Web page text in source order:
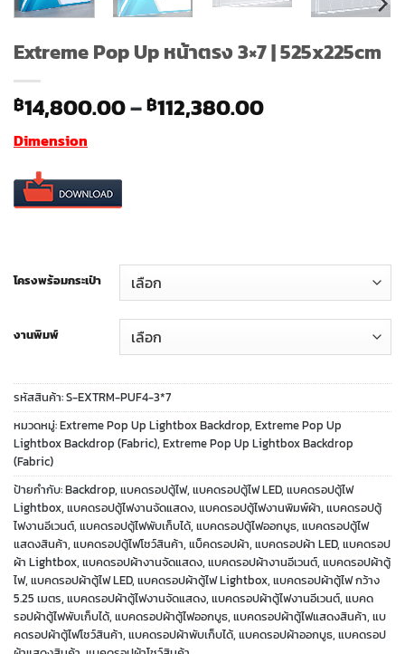
Extreme Pop Up หน้าตรง 3×7 | 525x225cm
฿14,800.00–฿112,380.00Price
Dimension
โครงพร้อมกระเป๋า
งานพิมพ์
รหัสสินค้า:S-EXTRM-PUF4-3*7
หมวดหมู่:Extreme Pop Up Lightbox Backdrop, Extreme Pop Up
Lightbox Backdrop (Fabric), Extreme Pop Up Lightbox Backdrop
(Fabric)
ป้ายกำกับ:Backdrop, แบคดรอปตู้ไฟ, แบคดรอปตู้ไฟ LED, แบคดรอปตู้ไฟ
Lightbox, แบคดรอปตู้ไฟงานจัดแสดง, แบคดรอปตู้ไฟงานพิมพ์ผ้า, แบคดรอปตู้
ไฟงานอีเวนต์, แบคดรอปตู้ไฟพับเก็บได้, แบคดรอปตู้ไฟออกบูธ, แบคดรอปตู้ไฟ
แสดงสินค้า, แบคดรอปตู้ไฟโชว์สินค้า, แบ็คดรอปผ้า, แบคดรอปผ้า LED, แบคดรอป
ผ้า Lightbox, แบคดรอปผ้างานจัดแสดง, แบคดรอปผ้างานอีเวนต์, แบคดรอปผ้าตู้
ไฟ, แบคดรอปผ้าตู้ไฟ LED, แบคดรอปผ้าตู้ไฟ Lightbox, แบคดรอปผ้าตู้ไฟ กว้าง
5.25 เมตร, แบคดรอปผ้าตู้ไฟงานจัดแสดง, แบคดรอปผ้าตู้ไฟงานอีเวนต์, แบคด
รอปผ้าตู้ไฟพับเก็บได้, แบคดรอปผ้าตู้ไฟออกบูธ, แบคดรอปผ้าตู้ไฟแสดงสินค้า, แบ
คดรอปผ้าตู้ไฟโชว์สินค้า, แบคดรอปผ้าพับเก็บได้, แบคดรอปผ้าออกบูธ, แบคดรอป